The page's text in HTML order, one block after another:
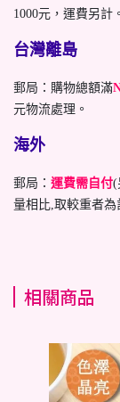
1000元，運費另計。
台灣離島
郵局：購物總額滿
元物流處理。
海外
郵局： 運費需自付(
量相比,取較重者為
相關商品